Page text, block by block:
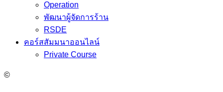
Operation
พัฒนาผู้จัดการร้าน
RSDE
คอร์สสัมมนาออนไลน์
Private Course
©